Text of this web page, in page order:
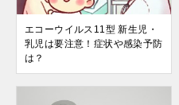
エコーウイルス11型 新生児・
乳児は要注意！症状や感染予防
は？